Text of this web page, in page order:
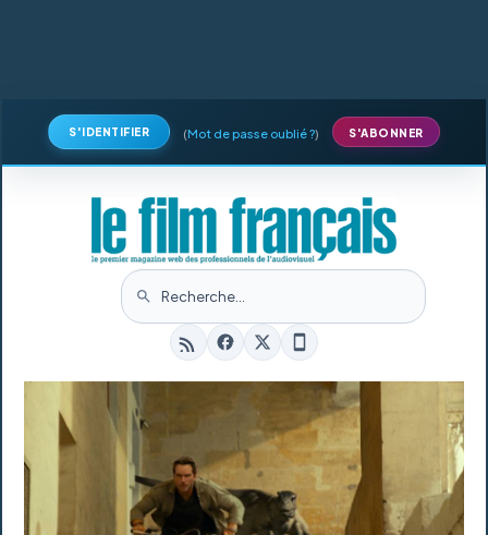
S'IDENTIFIER (Mot de passe oublié ?) S'ABONNER